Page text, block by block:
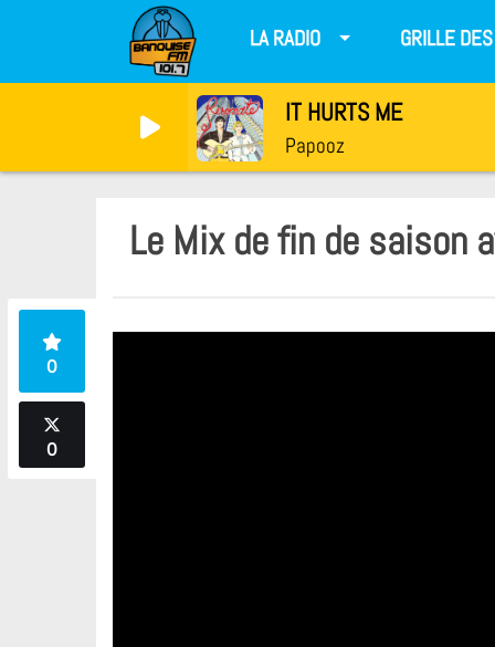
LA RADIO GRILLE
IT HURTS ME
Papooz
Le Mix de fin de saison
0
0